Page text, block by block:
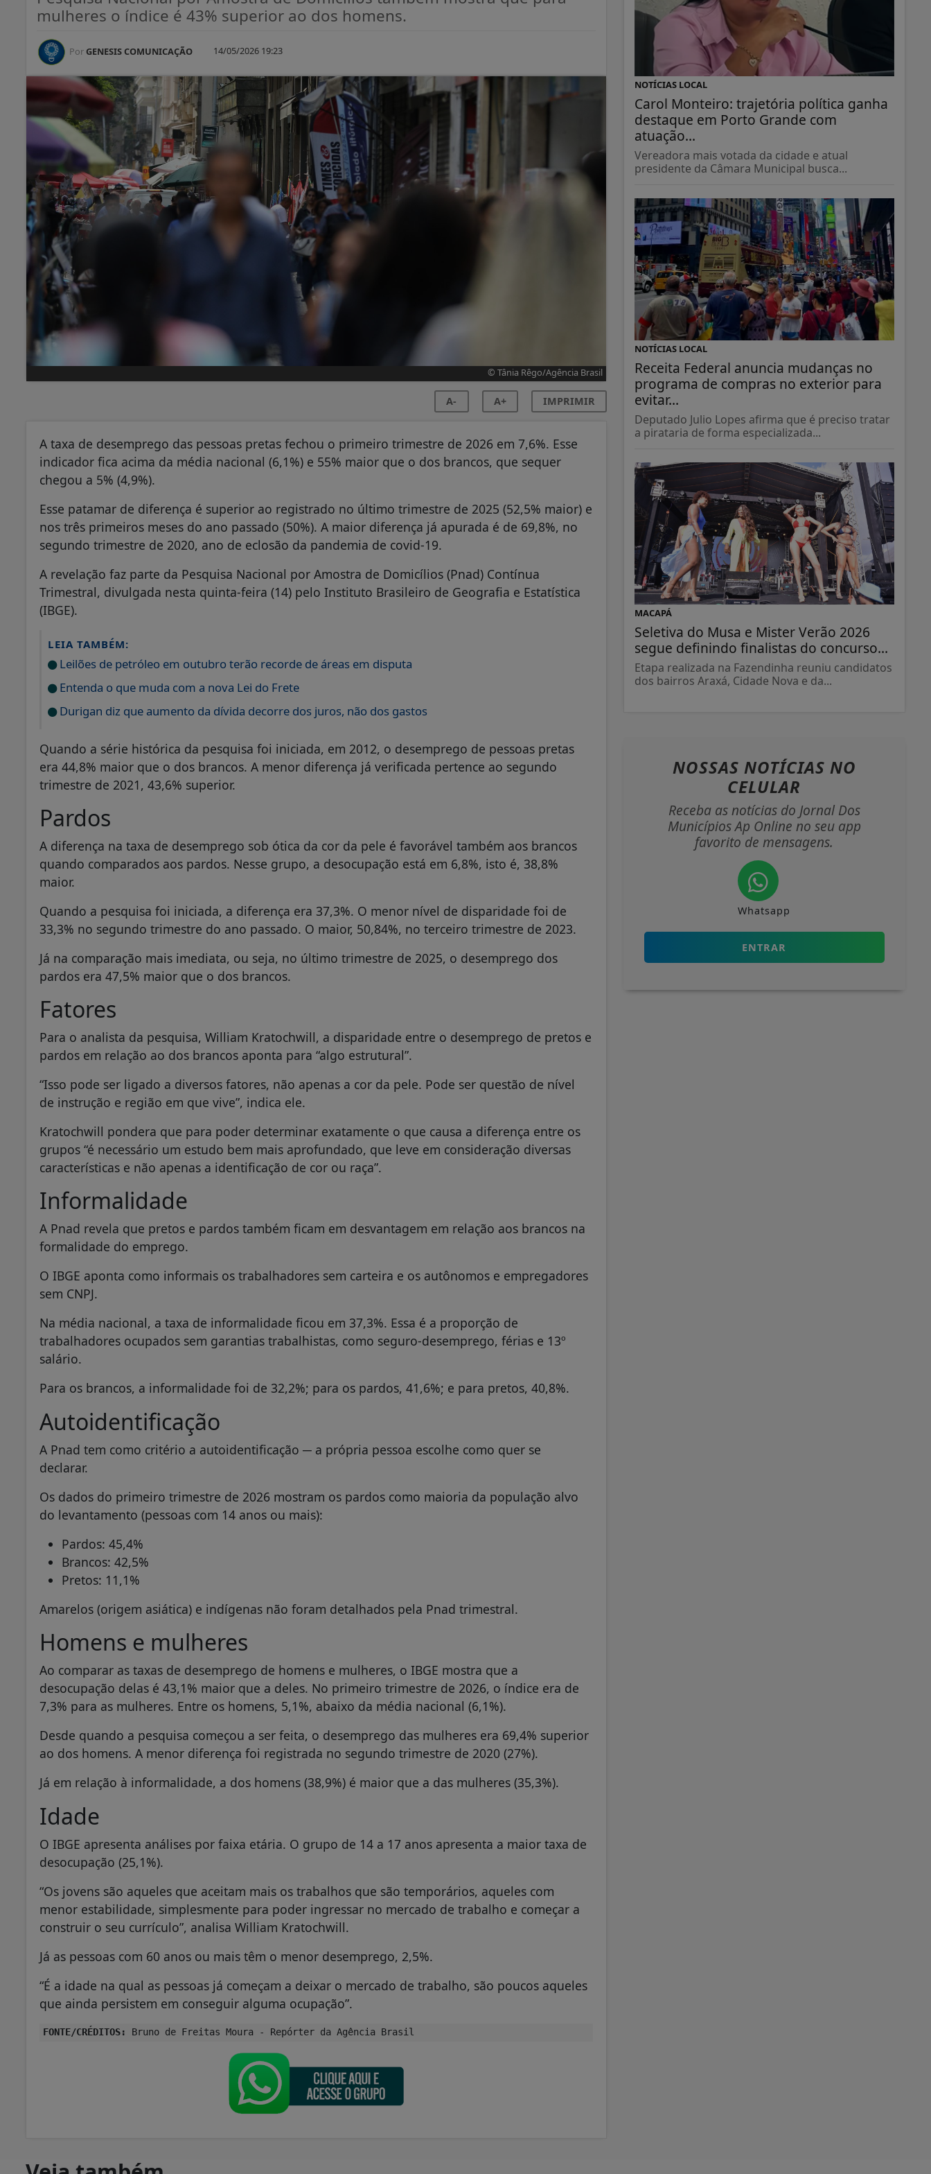
mulheres o índice é 43% superior ao dos homens.
Por GENESIS COMUNICAÇÃO 14/05/2026 19:23
© Tânia Rêgo/Agência Brasil
A- A+ IMPRIMIR
A taxa de desemprego das pessoas pretas fechou o primeiro trimestre de 2026 em 7,6%. Esse
indicador fica acima da média nacional (6,1%) e 55% maior que o dos brancos, que sequer
chegou a 5% (4,9%).
Esse patamar de diferença é superior ao registrado no último trimestre de 2025 (52,5% maior) e
nos três primeiros meses do ano passado (50%). A maior diferença já apurada é de 69,8%, no
segundo trimestre de 2020, ano de eclosão da pandemia de covid-19.
A revelação faz parte da Pesquisa Nacional por Amostra de Domicílios (Pnad) Contínua
Trimestral, divulgada nesta quinta-feira (14) pelo Instituto Brasileiro de Geografia e Estatística
(IBGE).
LEIA TAMBÉM:
Leilões de petróleo em outubro terão recorde de áreas em disputa
Entenda o que muda com a nova Lei do Frete
Durigan diz que aumento da dívida decorre dos juros, não dos gastos
Quando a série histórica da pesquisa foi iniciada, em 2012, o desemprego de pessoas pretas
era 44,8% maior que o dos brancos. A menor diferença já verificada pertence ao segundo
trimestre de 2021, 43,6% superior.
Pardos
A diferença na taxa de desemprego sob ótica da cor da pele é favorável também aos brancos
quando comparados aos pardos. Nesse grupo, a desocupação está em 6,8%, isto é, 38,8%
maior.
Quando a pesquisa foi iniciada, a diferença era 37,3%. O menor nível de disparidade foi de
33,3% no segundo trimestre do ano passado. O maior, 50,84%, no terceiro trimestre de 2023.
Já na comparação mais imediata, ou seja, no último trimestre de 2025, o desemprego dos
pardos era 47,5% maior que o dos brancos.
Fatores
Para o analista da pesquisa, William Kratochwill, a disparidade entre o desemprego de pretos e
pardos em relação ao dos brancos aponta para “algo estrutural”.
“Isso pode ser ligado a diversos fatores, não apenas a cor da pele. Pode ser questão de nível
de instrução e região em que vive”, indica ele.
Kratochwill pondera que para poder determinar exatamente o que causa a diferença entre os
grupos “é necessário um estudo bem mais aprofundado, que leve em consideração diversas
características e não apenas a identificação de cor ou raça”.
Informalidade
A Pnad revela que pretos e pardos também ficam em desvantagem em relação aos brancos na
formalidade do emprego.
O IBGE aponta como informais os trabalhadores sem carteira e os autônomos e empregadores
sem CNPJ.
Na média nacional, a taxa de informalidade ficou em 37,3%. Essa é a proporção de
trabalhadores ocupados sem garantias trabalhistas, como seguro-desemprego, férias e 13º
salário.
Para os brancos, a informalidade foi de 32,2%; para os pardos, 41,6%; e para pretos, 40,8%.
Autoidentificação
A Pnad tem como critério a autoidentificação ─ a própria pessoa escolhe como quer se
declarar.
Os dados do primeiro trimestre de 2026 mostram os pardos como maioria da população alvo
do levantamento (pessoas com 14 anos ou mais):
Pardos: 45,4%
Brancos: 42,5%
Pretos: 11,1%
Amarelos (origem asiática) e indígenas não foram detalhados pela Pnad trimestral.
Homens e mulheres
Ao comparar as taxas de desemprego de homens e mulheres, o IBGE mostra que a
desocupação delas é 43,1% maior que a deles. No primeiro trimestre de 2026, o índice era de
7,3% para as mulheres. Entre os homens, 5,1%, abaixo da média nacional (6,1%).
Desde quando a pesquisa começou a ser feita, o desemprego das mulheres era 69,4% superior
ao dos homens. A menor diferença foi registrada no segundo trimestre de 2020 (27%).
Já em relação à informalidade, a dos homens (38,9%) é maior que a das mulheres (35,3%).
Idade
O IBGE apresenta análises por faixa etária. O grupo de 14 a 17 anos apresenta a maior taxa de
desocupação (25,1%).
“Os jovens são aqueles que aceitam mais os trabalhos que são temporários, aqueles com
menor estabilidade, simplesmente para poder ingressar no mercado de trabalho e começar a
construir o seu currículo”, analisa William Kratochwill.
Já as pessoas com 60 anos ou mais têm o menor desemprego, 2,5%.
“É a idade na qual as pessoas já começam a deixar o mercado de trabalho, são poucos aqueles
que ainda persistem em conseguir alguma ocupação”.
FONTE/CRÉDITOS: Bruno de Freitas Moura - Repórter da Agência Brasil
NOTÍCIAS LOCAL
Carol Monteiro: trajetória política ganha
destaque em Porto Grande com
atuação...
Vereadora mais votada da cidade e atual
presidente da Câmara Municipal busca...
NOTÍCIAS LOCAL
Receita Federal anuncia mudanças no
programa de compras no exterior para
evitar...
Deputado Julio Lopes afirma que é preciso tratar
a pirataria de forma especializada...
MACAPÁ
Seletiva do Musa e Mister Verão 2026
segue definindo finalistas do concurso...
Etapa realizada na Fazendinha reuniu candidatos
dos bairros Araxá, Cidade Nova e da...
NOSSAS NOTÍCIAS NO
CELULAR
Receba as notícias do Jornal Dos
Municípios Ap Online no seu app
favorito de mensagens.
Whatsapp
ENTRAR